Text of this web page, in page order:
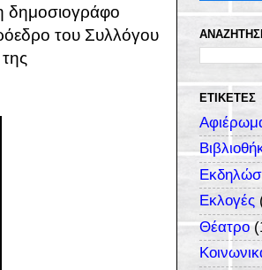
δημοσιογράφο
του Συλλόγου
ΕΤΙΚΈΤΕΣ
Εκλογές
Θέατρο